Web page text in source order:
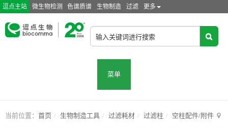
逗点主站 微生物检测 色谱质谱 生物制造 过滤 更多
菜单
当前位置： 首页 生物制造工具 过滤耗材 过滤柱 空柱配件/附件